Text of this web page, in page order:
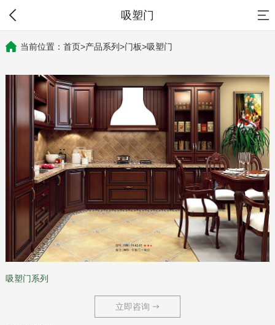
吸塑门
当前位置： 首页>产品系列>门板>吸塑门
吸塑门系列
立即咨询